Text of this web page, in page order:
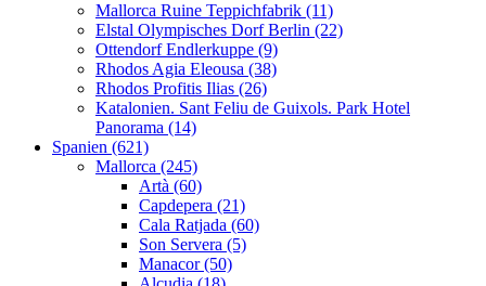
Mallorca Ruine Teppichfabrik (11)
Elstal Olympisches Dorf Berlin (22)
Ottendorf Endlerkuppe (9)
Rhodos Agia Eleousa (38)
Rhodos Profitis Ilias (26)
Katalonien. Sant Feliu de Guixols. Park Hotel
Panorama (14)
Spanien (621)
Mallorca (245)
Artà (60)
Capdepera (21)
Cala Ratjada (60)
Son Servera (5)
Manacor (50)